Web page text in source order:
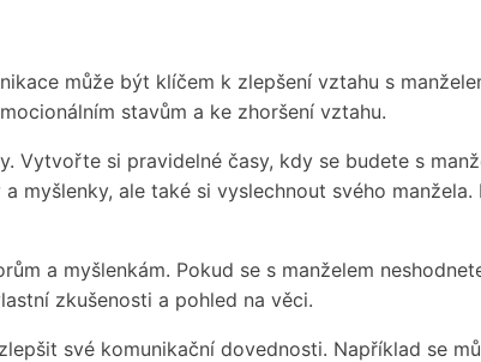
může být klíčem k zlepšení vztahu s
stavům a ke zhoršení vztahu.
si pravidelné časy, kdy se budete s
ale také si vyslechnout svého
a myšlenkám. Pokud se s manželem
zkušenosti a pohled na věci.
své komunikační dovednosti. Například se